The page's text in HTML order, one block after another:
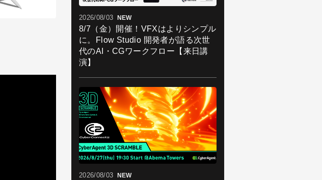
2026/08/03 NEW
8/7（金）開催！VFXはよりシンプル
に。Flow Studio 開発者が語る次世
代のAI・CGワークフロー【来日講
演】
2026/08/03 NEW